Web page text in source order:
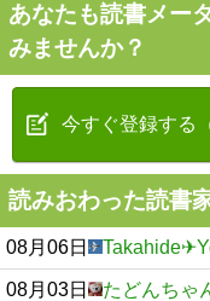
あなたも読書メー
みませんか？
今すぐ登録する
読みおわった読書
08月06日
08月03日 たどんちゃ